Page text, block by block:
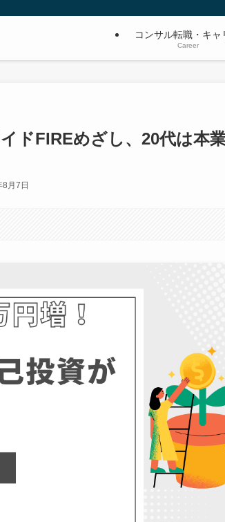
コンサル転職・キャ
Career
ドFIREめざし、20代は本
月7日